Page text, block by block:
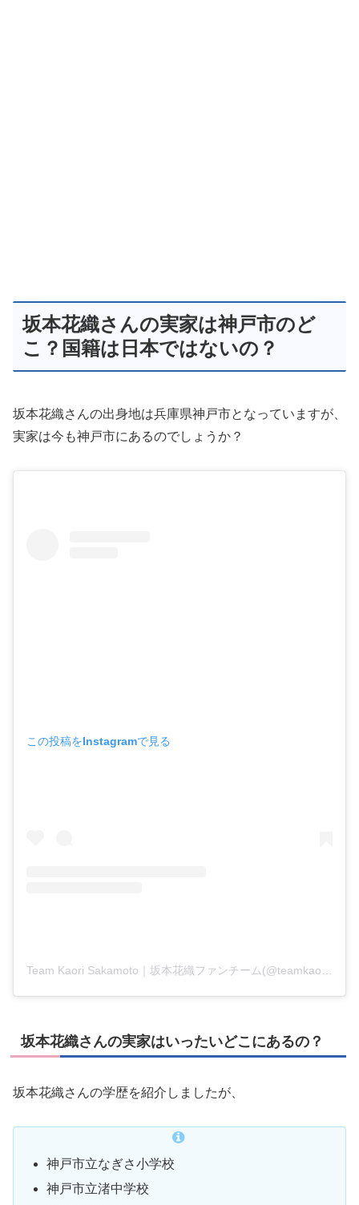
坂本花織さんの実家は神戸市のど
こ？国籍は日本ではないの？
坂本花織さんの出身地は兵庫県神戸市となっていますが、
実家は今も神戸市にあるのでしょうか？
この投稿をInstagramで見る
Team Kaori Sakamoto｜坂本花織ファンチーム(@teamkaori_sakamoto)がシェアした投稿
坂本花織さんの実家はいったいどこにあるの？
坂本花織さんの学歴を紹介しましたが、
神戸市立なぎさ小学校
神戸市立渚中学校